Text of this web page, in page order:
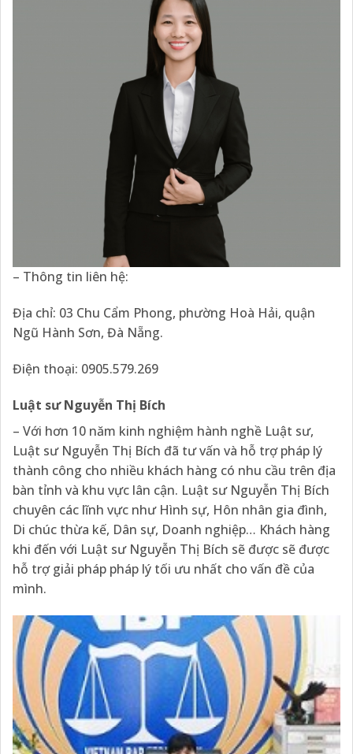
– Thông tin liên hệ:
Địa chỉ: 03 Chu Cẩm Phong, phường Hoà Hải, quận
Ngũ Hành Sơn, Đà Nẵng.
Điện thoại: 0905.579.269
Luật sư Nguyễn Thị Bích
– Với hơn 10 năm kinh nghiệm hành nghề Luật sư,
Luật sư Nguyễn Thị Bích đã tư vấn và hỗ trợ pháp lý
thành công cho nhiều khách hàng có nhu cầu trên địa
bàn tỉnh và khu vực lân cận. Luật sư Nguyễn Thị Bích
chuyên các lĩnh vực như Hình sự, Hôn nhân gia đình,
Di chúc thừa kế, Dân sự, Doanh nghiệp… Khách hàng
khi đến với Luật sư Nguyễn Thị Bích sẽ được sẽ được
hỗ trợ giải pháp pháp lý tối ưu nhất cho vấn đề của
mình.